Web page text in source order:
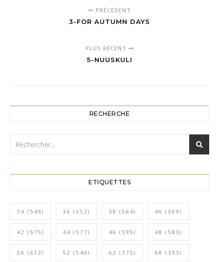
PRÉCÉDENT
3-FOR AUTUMN DAYS
PLUS RÉCENT
5-NUUSKULI
RECHERCHE
ETIQUETTES
34 (549) 36 (552) 38 (564) 40 (569)
42 (575) 44 (577) 46 (595) 48 (583)
50 (612) 52 (540) 62 (375) 68 (393)